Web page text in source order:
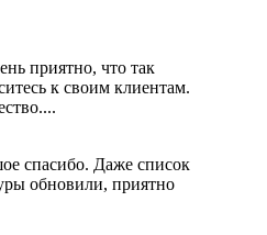
приятно, что так
к своим клиентам.
спасибо. Даже список
обновили, приятно